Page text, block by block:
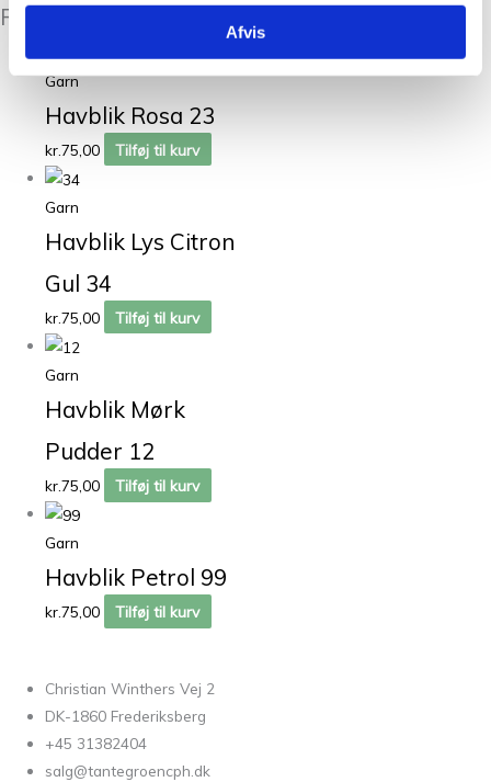
Afvis
Relaterede varer
Garn
Havblik Rosa 23
kr.75,00 Tilføj til kurv
Garn
Havblik Lys Citron
Gul 34
kr.75,00 Tilføj til kurv
Garn
Havblik Mørk
Pudder 12
kr.75,00 Tilføj til kurv
Garn
Havblik Petrol 99
kr.75,00 Tilføj til kurv
Christian Winthers Vej 2
DK-1860 Frederiksberg
+45 31382404
salg@tantegroencph.dk